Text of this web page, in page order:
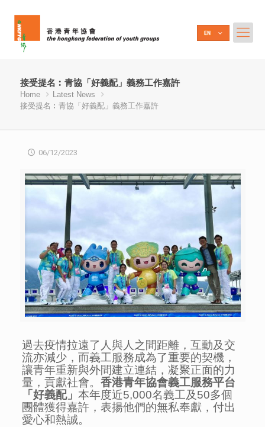
接受提名︰青協「好義配」義務工作嘉許
Home
Latest News
接受提名︰青協「好義配」義務工作嘉許
06/12/2023
過去疫情拉遠了人與人之間距離，互動及交
流亦減少，而義工服務成為了重要的契機，
讓青年重新與外間建立連結，凝聚正面的力
量，貢獻社會。香港青年協會義工服務平台
「好義配」本年度近5,000名義工及50多個
團體獲得嘉許，表揚他們的無私奉獻，付出
愛心和熱誠。